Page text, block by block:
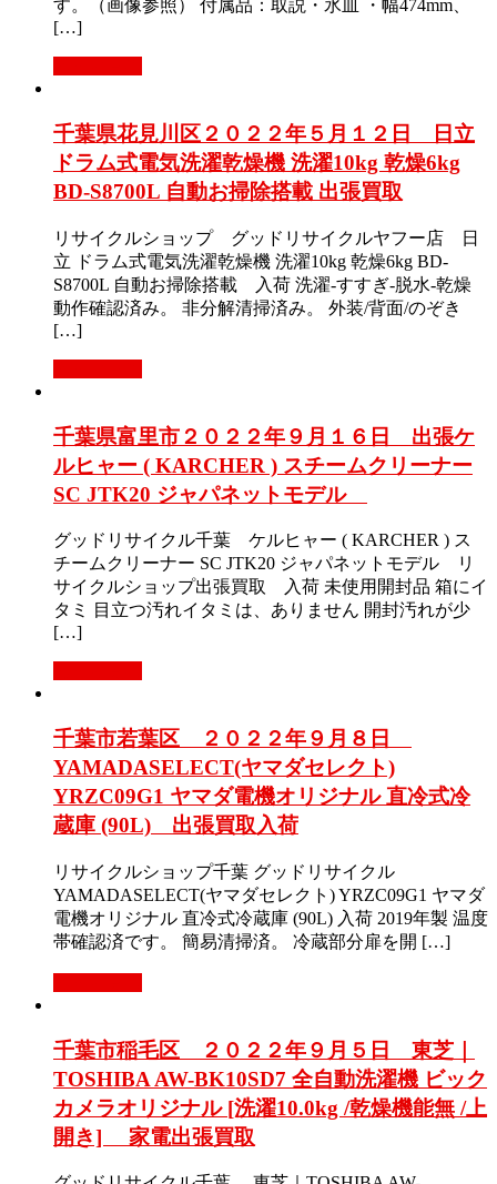
す。（画像参照） 付属品：取説・氷皿 ・幅474mm、
[…]
千葉県花見川区２０２２年５月１２日 日立
ドラム式電気洗濯乾燥機 洗濯10kg 乾燥6kg
BD-S8700L 自動お掃除搭載 出張買取
リサイクルショップ グッドリサイクルヤフー店 日
立 ドラム式電気洗濯乾燥機 洗濯10kg 乾燥6kg BD-
S8700L 自動お掃除搭載 入荷 洗濯-すすぎ-脱水-乾燥
動作確認済み。 非分解清掃済み。 外装/背面/のぞき
[…]
千葉県富里市２０２２年９月１６日 出張ケ
ルヒャー ( KARCHER ) スチームクリーナー
SC JTK20 ジャパネットモデル
グッドリサイクル千葉 ケルヒャー ( KARCHER ) ス
チームクリーナー SC JTK20 ジャパネットモデル リ
サイクルショップ出張買取 入荷 未使用開封品 箱にイ
タミ 目立つ汚れイタミは、ありません 開封汚れが少
[…]
千葉市若葉区 ２０２２年９月８日
YAMADASELECT(ヤマダセレクト)
YRZC09G1 ヤマダ電機オリジナル 直冷式冷
蔵庫 (90L) 出張買取入荷
リサイクルショップ千葉 グッドリサイクル
YAMADASELECT(ヤマダセレクト) YRZC09G1 ヤマダ
電機オリジナル 直冷式冷蔵庫 (90L) 入荷 2019年製 温度
帯確認済です。 簡易清掃済。 冷蔵部分扉を開 […]
千葉市稲毛区 ２０２２年９月５日 東芝｜
TOSHIBA AW-BK10SD7 全自動洗濯機 ビック
カメラオリジナル [洗濯10.0kg /乾燥機能無 /上
開き] 家電出張買取